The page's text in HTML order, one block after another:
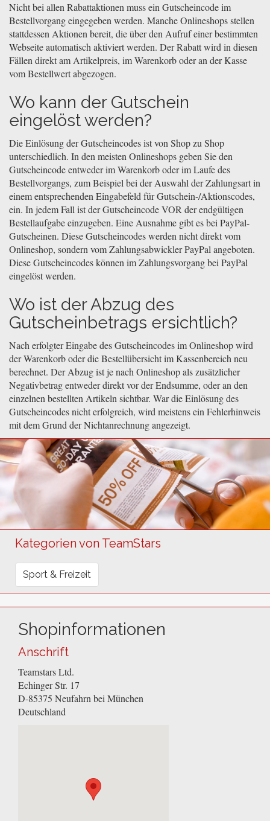
Nicht bei allen Rabattaktionen muss ein Gutscheincode im
Bestellvorgang eingegeben werden. Manche Onlineshops stellen
stattdessen Aktionen bereit, die über den Aufruf einer bestimmten
Webseite automatisch aktiviert werden. Der Rabatt wird in diesen
Fällen direkt am Artikelpreis, im Warenkorb oder an der Kasse
vom Bestellwert abgezogen.
Wo kann der Gutschein
eingelöst werden?
Die Einlösung der Gutscheincodes ist von Shop zu Shop
unterschiedlich. In den meisten Onlineshops geben Sie den
Gutscheincode entweder im Warenkorb oder im Laufe des
Bestellvorgangs, zum Beispiel bei der Auswahl der Zahlungsart in
einem entsprechenden Eingabefeld für Gutschein-/Aktionscodes,
ein. In jedem Fall ist der Gutscheincode VOR der endgültigen
Bestellaufgabe einzugeben. Eine Ausnahme gibt es bei PayPal-
Gutscheinen. Diese Gutscheincodes werden nicht direkt vom
Onlineshop, sondern vom Zahlungsabwickler PayPal angeboten.
Diese Gutscheincodes können im Zahlungsvorgang bei PayPal
eingelöst werden.
Wo ist der Abzug des
Gutscheinbetrags ersichtlich?
Nach erfolgter Eingabe des Gutscheincodes im Onlineshop wird
der Warenkorb oder die Bestellübersicht im Kassenbereich neu
berechnet. Der Abzug ist je nach Onlineshop als zusätzlicher
Negativbetrag entweder direkt vor der Endsumme, oder an den
einzelnen bestellten Artikeln sichtbar. War die Einlösung des
Gutscheincodes nicht erfolgreich, wird meistens ein Fehlerhinweis
mit dem Grund der Nichtanrechnung angezeigt.
Kategorien von TeamStars
Sport & Freizeit
Shopinformationen
Anschrift
Teamstars Ltd.
Echinger Str. 17
D-85375 Neufahrn bei München
Deutschland